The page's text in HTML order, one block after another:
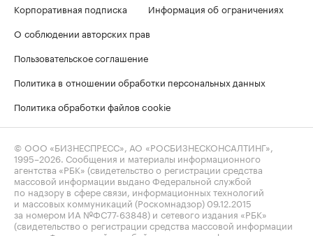
Корпоративная подписка
Информация об ограничениях
О соблюдении авторских прав
Пользовательское соглашение
Политика в отношении обработки персональных данных
Политика обработки файлов cookie
© ООО «БИЗНЕСПРЕСС», АО «РОСБИЗНЕСКОНСАЛТИНГ»,
1995–2026 . Сообщения и материалы информационного
агентства «РБК» (свидетельство о регистрации средства
массовой информации выдано Федеральной службой
по надзору в сфере связи, информационных технологий
и массовых коммуникаций (Роскомнадзор) 09.12.2015
за номером ИА №ФС77-63848) и сетевого издания «РБК»
(свидетельство о регистрации средства массовой информации